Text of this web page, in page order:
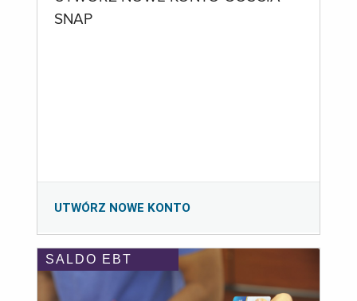
SNAP
UTWÓRZ NOWE KONTO
SALDO EBT